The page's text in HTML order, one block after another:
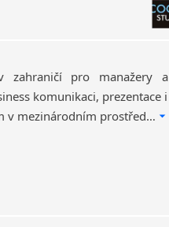
zahraničí pro manažery a
komunikaci, prezentace i
vyjednávání. Efektivní studium v mezinárodním prostředí vám pomůže posílit jazyk i kariéru. Zajímavé destinace. Osobní přístup.